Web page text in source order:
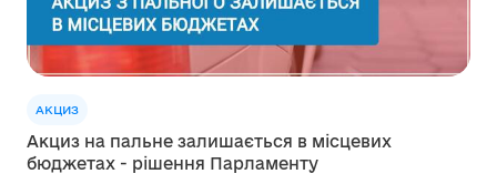
АКЦИЗ
Акциз на пальне залишається в місцевих
бюджетах - рішення Парламенту